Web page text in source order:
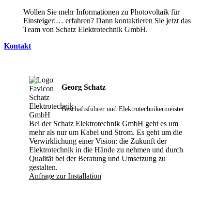
Wollen Sie mehr Informationen zu Photovoltaik für
Einsteiger:… erfahren? Dann kontaktieren Sie jetzt das
Team von Schatz Elektrotechnik GmbH.
Kontakt
Georg Schatz
Geschäftsführer und Elektrotechnikermeister
Bei der Schatz Elektrotechnik GmbH geht es um
mehr als nur um Kabel und Strom. Es geht um die
Verwirklichung einer Vision: die Zukunft der
Elektrotechnik in die Hände zu nehmen und durch
Qualität bei der Beratung und Umsetzung zu
gestalten.
Anfrage zur Installation